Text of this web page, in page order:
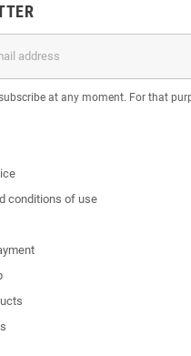
at any moment. For that
conditions of use